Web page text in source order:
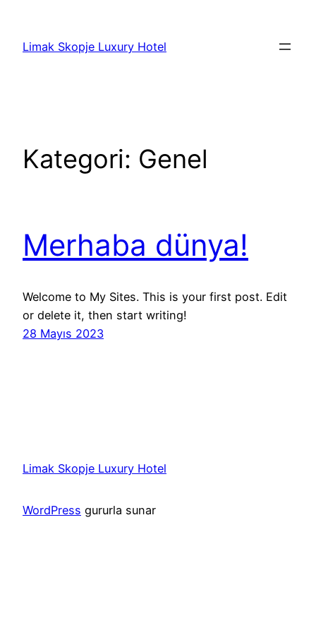
Limak Skopje Luxury Hotel
Kategori: Genel
Merhaba dünya!
Welcome to My Sites. This is your first post. Edit
or delete it, then start writing!
28 Mayıs 2023
Limak Skopje Luxury Hotel
WordPress gururla sunar